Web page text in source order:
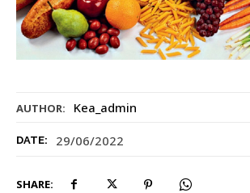
AUTHOR: Kea_admin
DATE: 29/06/2022
SHARE: